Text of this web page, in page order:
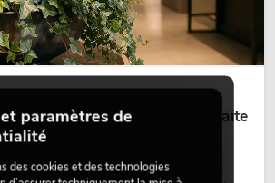
ignifugées : l'alliance parfaite
design
vie aux espaces. Elles créent une
paramètres de
des cookies et des technologies